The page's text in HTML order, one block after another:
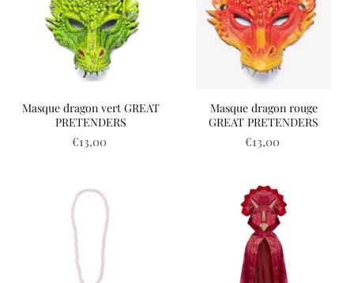
Masque dragon vert GREAT
PRETENDERS
€13,00
Masque dragon rouge
GREAT PRETENDERS
€13,00